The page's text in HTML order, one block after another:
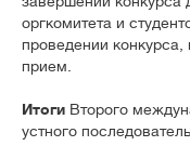
оргкомитета и
проведении конкурса,
прием.
Итоги Второго
устного